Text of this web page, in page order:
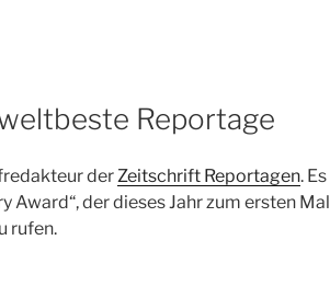
Reportage
derZeitschrift Reportagen. Es
Award“, der dieses Jahr zum ersten Mal
rufen.